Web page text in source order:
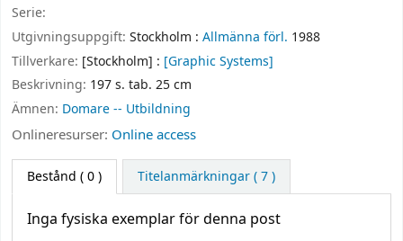
Serie:
Utgivningsuppgift: Stockholm : Allmänna förl. 1988
Tillverkare: [Stockholm] : [Graphic Systems]
Beskrivning: 197 s. tab. 25 cm
Ämnen: Domare -- Utbildning
Onlineresurser: Online access
Bestånd ( 0 ) Titelanmärkningar ( 7 )
Inga fysiska exemplar för denna post